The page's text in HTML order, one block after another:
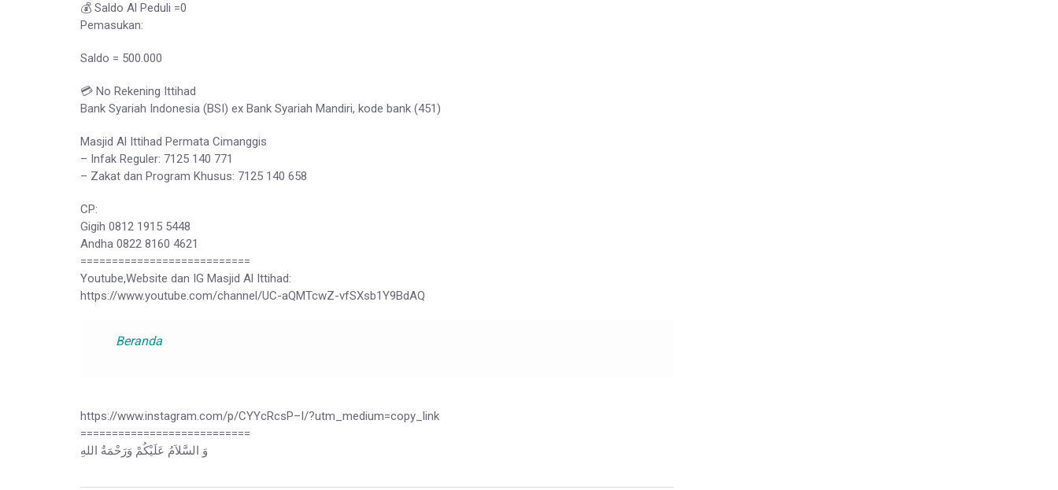
💰 Saldo Al Peduli =0
Pemasukan:
Saldo = 500.000
💳 No Rekening Ittihad
Bank Syariah Indonesia (BSI) ex Bank Syariah Mandiri, kode bank (451)
Masjid Al Ittihad Permata Cimanggis
– Infak Reguler: 7125 140 771
– Zakat dan Program Khusus: 7125 140 658
CP:
Gigih 0812 1915 5448
Andha 0822 8160 4621
===========================
Youtube,Website dan IG Masjid Al Ittihad:
https://www.youtube.com/channel/UC-aQMTcwZ-vfSXsb1Y9BdAQ
Beranda
https://www.instagram.com/p/CYYcRcsP–I/?utm_medium=copy_link
===========================
وَ السَّلاَمُ عَلَيْكُمْ وَرَحْمَةُ اللهِ